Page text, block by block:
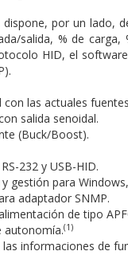
por un lado,
salida, % de
HID, el
las actuales
salida senoidal.
(Buck/Boost).
232 y USB-HID.
gestión para
adaptador SNMP.
de tipo
autonomía.(1)
informaciones de